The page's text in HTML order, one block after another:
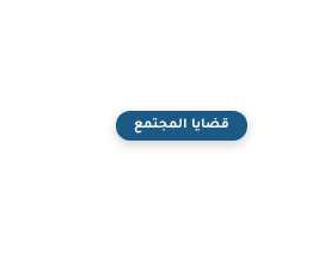
قضايا المجتمع